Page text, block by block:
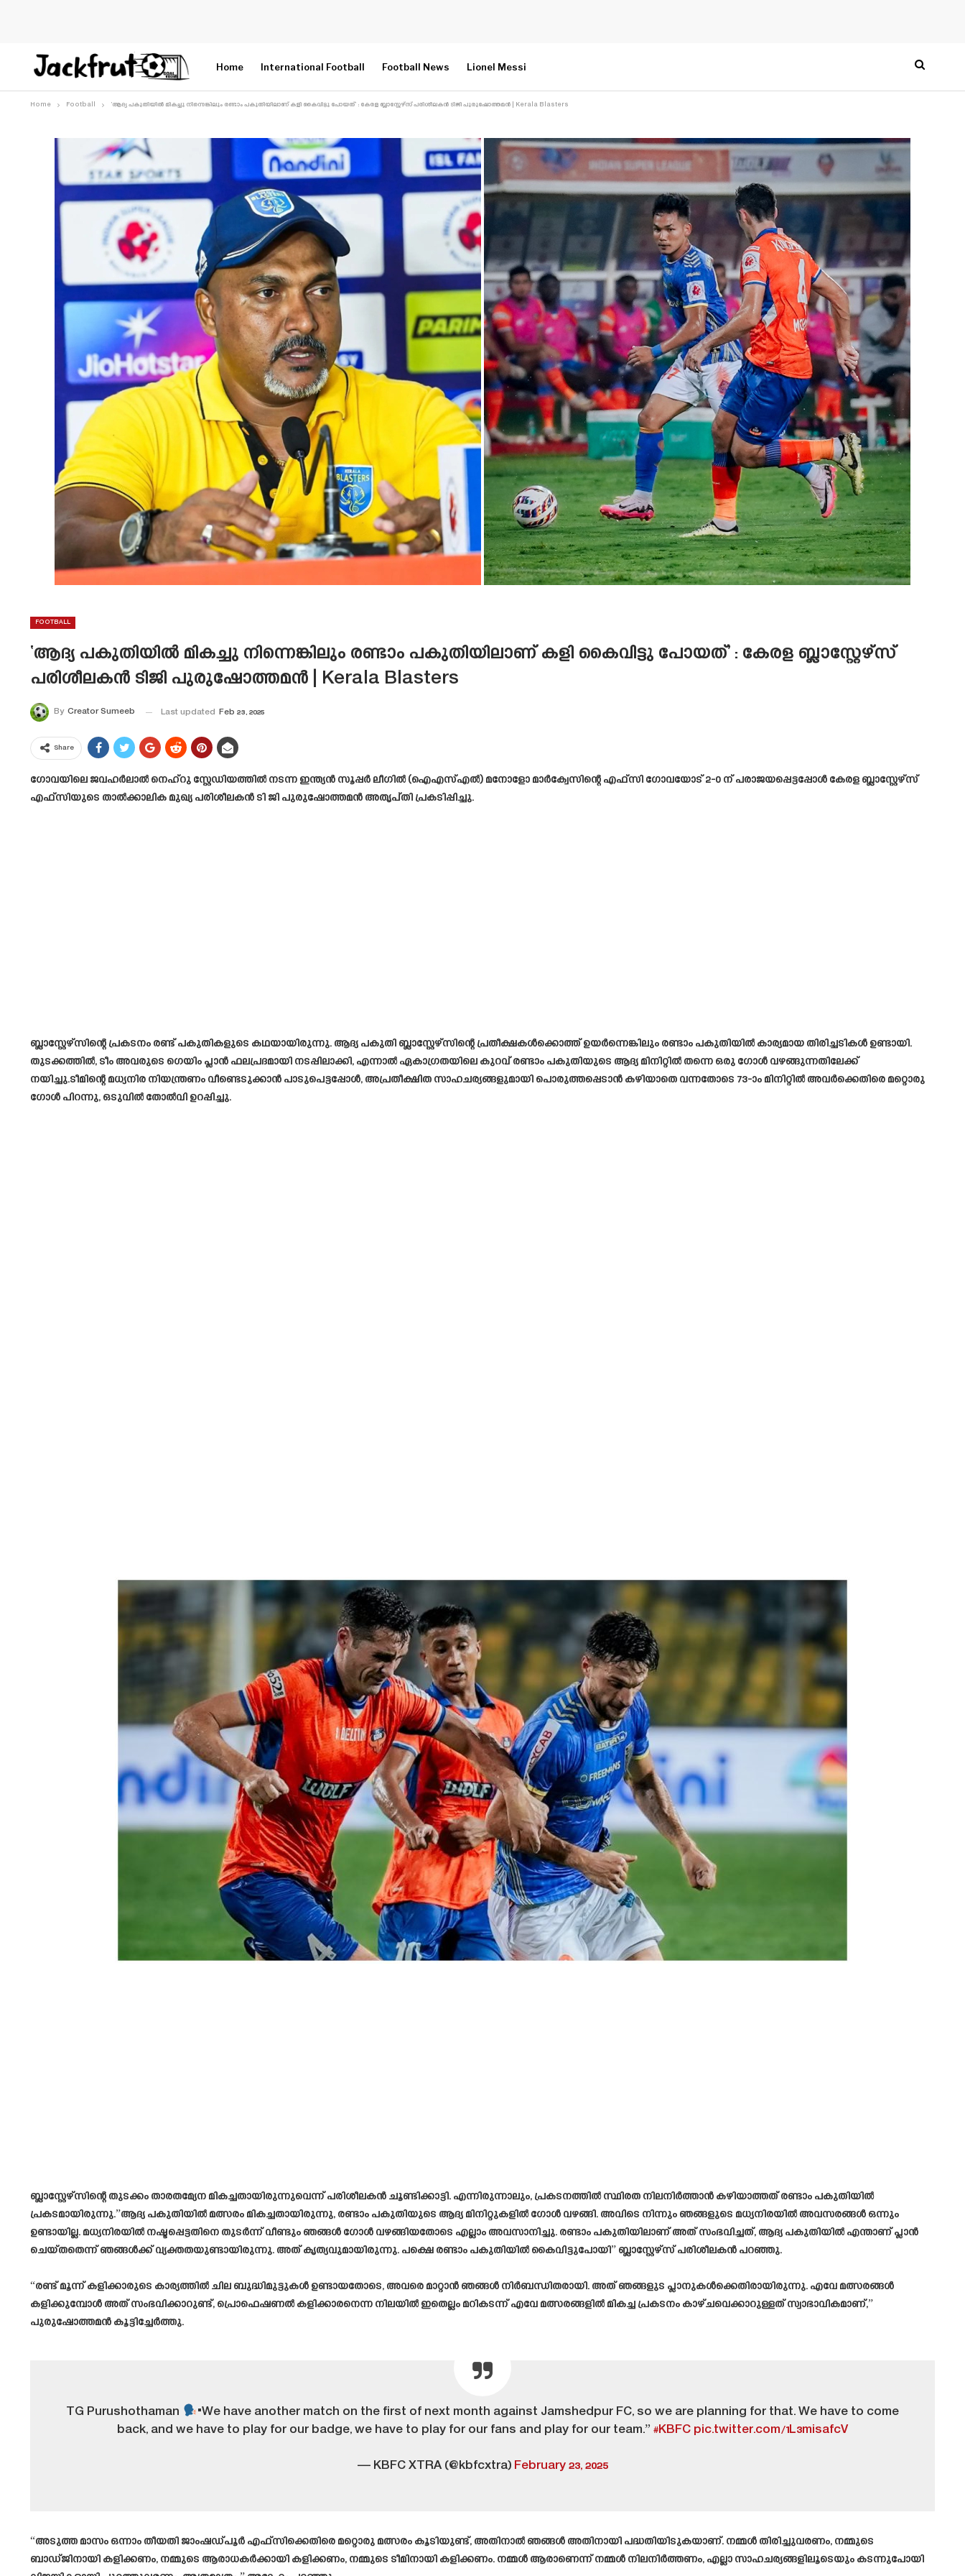
Home International Football Football News Lionel Messi
Home Football ‘ആദ്യ പകുതിയിൽ മികച്ചു നിന്നെങ്കിലും രണ്ടാം പകുതിയിലാണ് കളി കൈവിട്ടു പോയത്’ : കേരള ബ്ലാസ്റ്റേഴ്സ് പരിശീലകൻ ടിജി പുരുഷോത്തമൻ | Kerala Blasters
FOOTBALL
‘ആദ്യ പകുതിയിൽ മികച്ചു നിന്നെങ്കിലും രണ്ടാം പകുതിയിലാണ് കളി കൈവിട്ടു പോയത്’ : കേരള ബ്ലാസ്റ്റേഴ്സ്
പരിശീലകൻ ടിജി പുരുഷോത്തമൻ | Kerala Blasters
By Creator Sumeeb Last updated Feb 23, 2025
Share
ഗോവയിലെ ജവഹർലാൽ നെഹ്‌റു സ്റ്റേഡിയത്തിൽ നടന്ന ഇന്ത്യൻ സൂപ്പർ ലീഗിൽ (ഐ‌എസ്‌എൽ) മനോളോ മാർക്വേസിന്റെ എഫ്‌സി ഗോവയോട് 2-0 ന് പരാജയപ്പെട്ടപ്പോൾ കേരള ബ്ലാസ്റ്റേഴ്‌സ്
എഫ്‌സിയുടെ താൽക്കാലിക മുഖ്യ പരിശീലകൻ ടി ജി പുരുഷോത്തമൻ അതൃപ്തി പ്രകടിപ്പിച്ചു.
ബ്ലാസ്റ്റേഴ്‌സിന്റെ പ്രകടനം രണ്ട് പകുതികളുടെ കഥയായിരുന്നു. ആദ്യ പകുതി ബ്ലാസ്റ്റേഴ്‌സിന്റെ പ്രതീക്ഷകൾക്കൊത്ത് ഉയർന്നെങ്കിലും രണ്ടാം പകുതിയിൽ കാര്യമായ തിരിച്ചടികൾ ഉണ്ടായി.
തുടക്കത്തിൽ, ടീം അവരുടെ ഗെയിം പ്ലാൻ ഫലപ്രദമായി നടപ്പിലാക്കി, എന്നാൽ ഏകാഗ്രതയിലെ കുറവ് രണ്ടാം പകുതിയുടെ ആദ്യ മിനിറ്റിൽ തന്നെ ഒരു ഗോൾ വഴങ്ങുന്നതിലേക്ക്
നയിച്ചു.ടീമിന്റെ മധ്യനിര നിയന്ത്രണം വീണ്ടെടുക്കാൻ പാടുപെട്ടപ്പോൾ, അപ്രതീക്ഷിത സാഹചര്യങ്ങളുമായി പൊരുത്തപ്പെടാൻ കഴിയാതെ വന്നതോടെ 73-ാം മിനിറ്റിൽ അവർക്കെതിരെ മറ്റൊരു
ഗോൾ പിറന്നു, ഒടുവിൽ തോൽവി ഉറപ്പിച്ചു.
ബ്ലാസ്റ്റേഴ്സിന്റെ തുടക്കം താരതമ്യേന മികച്ചതായിരുന്നുവെന്ന് പരിശീലകൻ ചൂണ്ടിക്കാട്ടി. എന്നിരുന്നാലും, പ്രകടനത്തിൽ സ്ഥിരത നിലനിർത്താൻ കഴിയാത്തത് രണ്ടാം പകുതിയിൽ
പ്രകടമായിരുന്നു.”ആദ്യ പകുതിയിൽ മത്സരം മികച്ചതായിരുന്നു, രണ്ടാം പകുതിയുടെ ആദ്യ മിനിറ്റുകളിൽ ഗോൾ വഴങ്ങി. അവിടെ നിന്നും ഞങ്ങളുടെ മധ്യനിരയിൽ അവസരങ്ങൾ ഒന്നും
ഉണ്ടായില്ല. മധ്യനിരയിൽ നഷ്ടപ്പെട്ടതിനെ തുടർന്ന് വീണ്ടും ഞങ്ങൾ ഗോൾ വഴങ്ങിയതോടെ എല്ലാം അവസാനിച്ചു. രണ്ടാം പകുതിയിലാണ് അത് സംഭവിച്ചത്, ആദ്യ പകുതിയിൽ എന്താണ് പ്ലാൻ
ചെയ്തതെന്ന് ഞങ്ങൾക്ക് വ്യക്തതയുണ്ടായിരുന്നു. അത് കൃത്യവുമായിരുന്നു. പക്ഷെ രണ്ടാം പകുതിയിൽ കൈവിട്ടുപോയി” ബ്ലാസ്റ്റേഴ്‌സ് പരിശീലകൻ പറഞ്ഞു.
“രണ്ട് മൂന്ന് കളിക്കാരുടെ കാര്യത്തിൽ ചില ബുദ്ധിമുട്ടുകൾ ഉണ്ടായതോടെ, അവരെ മാറ്റാൻ ഞങ്ങൾ നിർബന്ധിതരായി. അത് ഞങ്ങളുട പ്ലാനുകൾക്കെതിരായിരുന്നു. എവേ മത്സരങ്ങൾ
കളിക്കുമ്പോൾ അത് സംഭവിക്കാറുണ്ട്, പ്രൊഫെഷണൽ കളിക്കാരനെന്ന നിലയിൽ ഇതെല്ലം മറികടന്ന് എവേ മത്സരങ്ങളിൽ മികച്ച പ്രകടനം കാഴ്ചവെക്കാറുള്ളത് സ്വാഭാവികമാണ്,”
പുരുഷോത്തമൻ കൂട്ടിച്ചേർത്തു.
TG Purushothaman
"We have another match on the first of next month against Jamshedpur FC, so we are planning for that. We have to come
back, and we have to play for our badge, we have to play for our fans and play for our team.” #KBFC pic.twitter.com/1L3misafcV
— KBFC XTRA (@kbfcxtra) February 23, 2025
“അടുത്ത മാസം ഒന്നാം തീയതി ജാംഷഡ്പൂർ എഫ്‌സിക്കെതിരെ മറ്റൊരു മത്സരം കൂടിയുണ്ട്, അതിനാൽ ഞങ്ങൾ അതിനായി പദ്ധതിയിടുകയാണ്. നമ്മൾ തിരിച്ചുവരണം, നമ്മുടെ
ബാഡ്ജിനായി കളിക്കണം, നമ്മുടെ ആരാധകർക്കായി കളിക്കണം, നമ്മുടെ ടീമിനായി കളിക്കണം. നമ്മൾ ആരാണെന്ന് നമ്മൾ നിലനിർത്തണം, എല്ലാ സാഹചര്യങ്ങളിലൂടെയും കടന്നുപോയി